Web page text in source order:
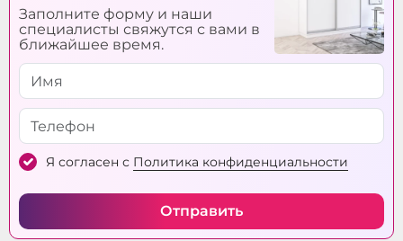
Заполните форму и наши
специалисты свяжутся с вами в
ближайшее время.
Я согласен с Политика конфиденциальности
Отправить